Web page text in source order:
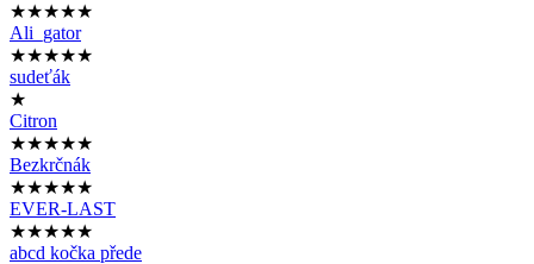
★★★★★
Ali_gator
★★★★★
sudeťák
★
Citron
★★★★★
Bezkrčnák
★★★★★
EVER-LAST
★★★★★
abcd kočka přede